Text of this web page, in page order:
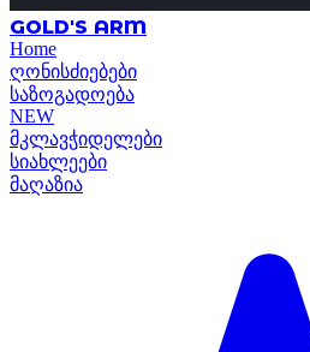
GOLD'S ARM
Home
ღონისძიებები
საზოგადოება
NEW
მკლავჭიდელები
სიახლეები
მაღაზია